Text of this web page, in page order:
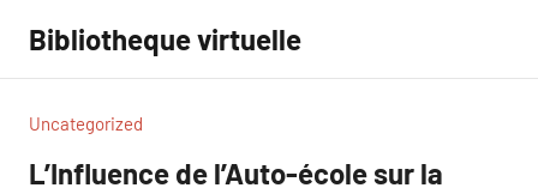
contenu
Bibliotheque virtuelle
Uncategorized
L’Influence de l’Auto-école sur la